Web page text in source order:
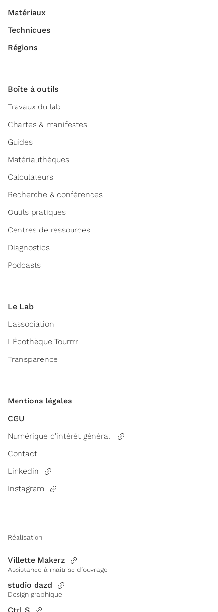
Matériaux
Techniques
Régions
Boîte à outils
Travaux du lab
Chartes & manifestes
Guides
Matériauthèques
Calculateurs
Recherche & conférences
Outils pratiques
Centres de ressources
Diagnostics
Podcasts
Le Lab
L'association
L'Écothèque Tourrrr
Transparence
Mentions légales
CGU
Numérique d'intérêt général
Contact
Linkedin
Instagram
Réalisation
Villette Makerz
Assistance à maîtrise d’ouvrage
studio dazd
Design graphique
Ctrl S